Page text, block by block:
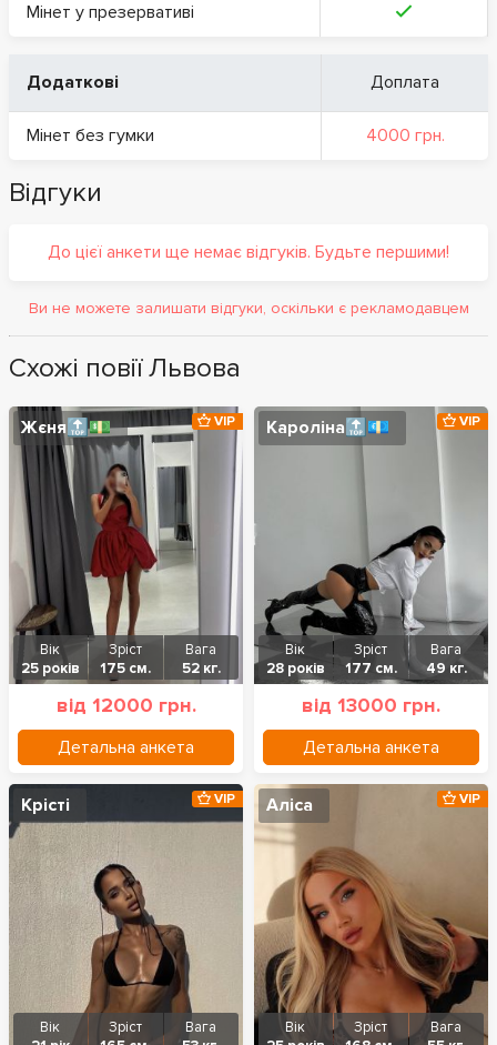
Мінет у презервативі
Додаткові Доплата
Мінет без гумки 4000 грн.
Відгуки
До цієї анкети ще немає відгуків. Будьте першими!
Ви не можете залишати відгуки, оскільки є рекламодавцем
Схожі повії Львова
Жєня🔝💵
Вік
25 років
Зріст
175 см.
Вага
52 кг.
від 12000 грн.
Детальна анкета
VIP Кароліна🔝💶
Вік
28 років
Зріст
177 см.
Вага
49 кг.
від 13000 грн.
Детальна анкета
VIP
Крісті
Вік
Зріст
Вага
VIP Аліса
Вік
Зріст
Вага
VIP